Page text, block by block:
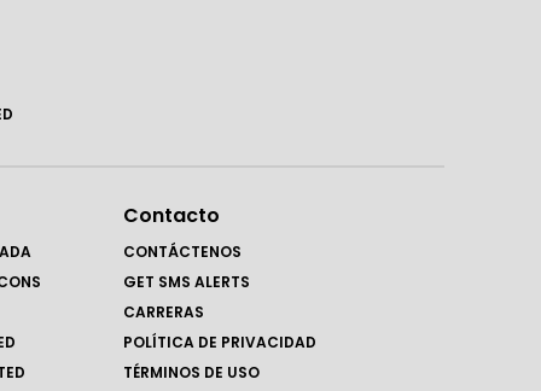
Contacto
CONTÁCTENOS
GET SMS ALERTS
CARRERAS
POLÍTICA DE PRIVACIDAD
TÉRMINOS DE USO